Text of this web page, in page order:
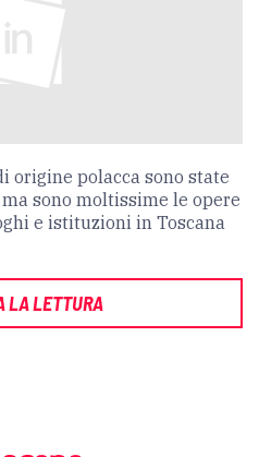
origine polacca sono state
sono moltissime le opere
e istituzioni in Toscana
LA LETTURA